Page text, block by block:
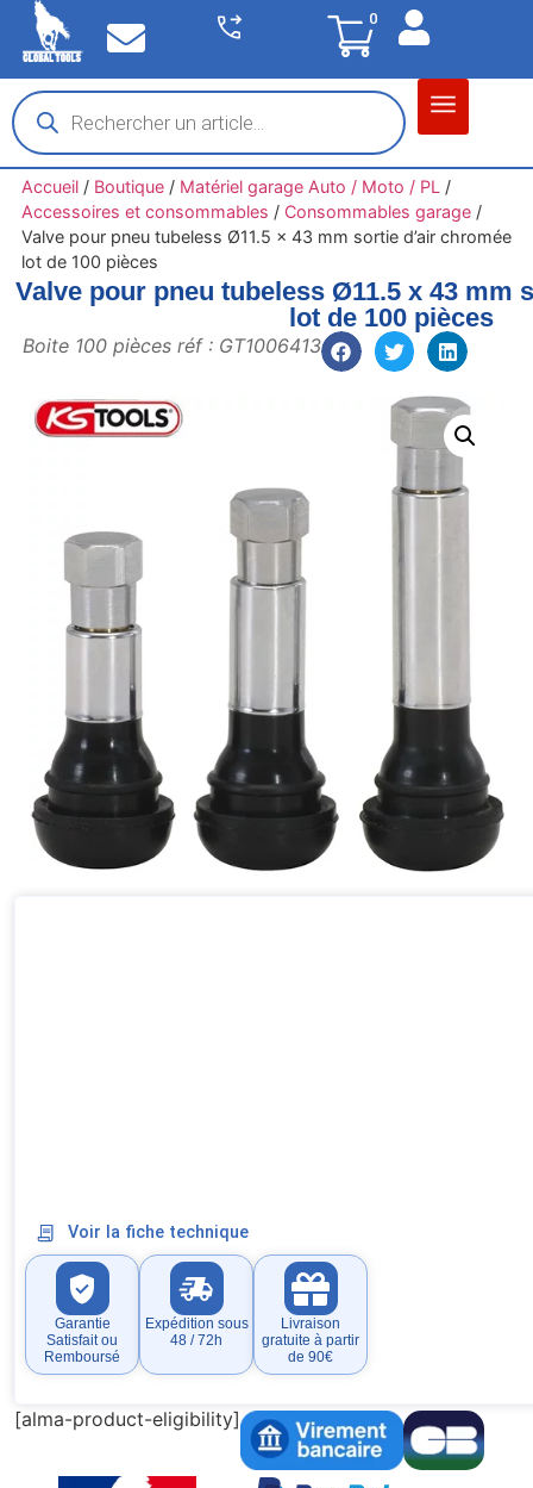
0
Accueil/ Boutique/ Matériel garage Auto / Moto / PL /
Accessoires et consommables / Consommables garage/
Valve pour pneu tubeless Ø11.5 x 43 mm sortie d’air chromée
lot de 100 pièces
Valve pour pneu tubeless Ø11.5 x 43 mm
lot de 100 pièces
Boite 100 pièces réf : GT1006413
Voir la fiche technique
Garantie
Satisfait ou
Remboursé
Expédition sous
48 / 72h
Livraison
gratuite à partir
de 90€
[alma-product-eligibility]